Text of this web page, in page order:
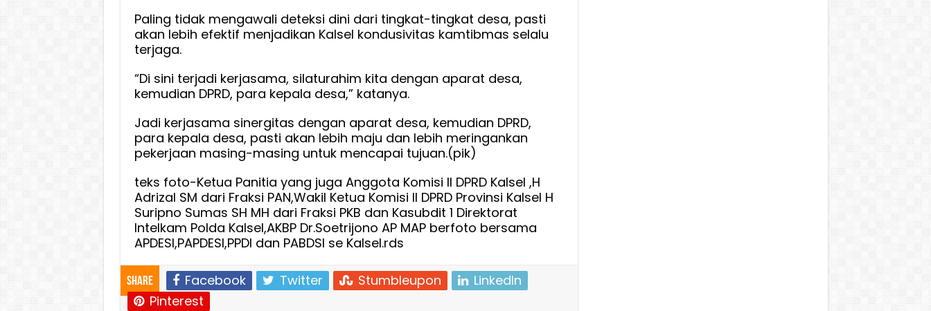
Paling tidak mengawali deteksi dini dari tingkat-tingkat desa, pasti
akan lebih efektif menjadikan Kalsel kondusivitas kamtibmas selalu
terjaga.
“Di sini terjadi kerjasama, silaturahim kita dengan aparat desa,
kemudian DPRD, para kepala desa,” katanya.
Jadi kerjasama sinergitas dengan aparat desa, kemudian DPRD,
para kepala desa, pasti akan lebih maju dan lebih meringankan
pekerjaan masing-masing untuk mencapai tujuan.(pik)
teks foto-Ketua Panitia yang juga Anggota Komisi II DPRD Kalsel ,H
Adrizal SM dari Fraksi PAN,Wakil Ketua Komisi II DPRD Provinsi Kalsel H
Suripno Sumas SH MH dari Fraksi PKB dan Kasubdit 1 Direktorat
Intelkam Polda Kalsel,AKBP Dr.Soetrijono AP MAP berfoto bersama
APDESI,PAPDESI,PPDI dan PABDSI se Kalsel.rds
Share Facebook Twitter Stumbleupon
LinkedIn
Pinterest